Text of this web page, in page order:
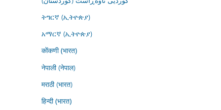
ትግርኛ (ኢትዮጵያ)
አማርኛ (ኢትዮጵያ)
कोंकणी (भारत)
नेपाली (नेपाल)
मराठी (भारत)
हिन्दी (भारत)